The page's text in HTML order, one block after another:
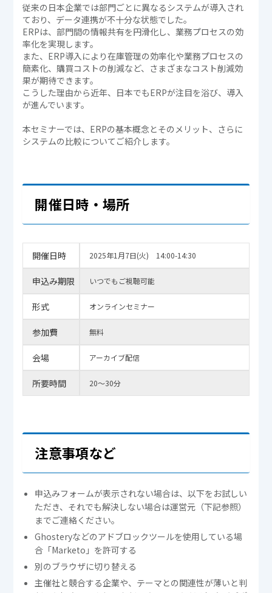
従来の日本企業では部門ごとに異なるシステムが導入され
ており、データ連携が不十分な状態でした。
ERPは、部門間の情報共有を円滑化し、業務プロセスの効
率化を実現します。
また、ERP導入により在庫管理の効率化や業務プロセスの
簡素化、購買コストの削減など、さまざまなコスト削減効
果が期待できます。
こうした理由から近年、日本でもERPが注目を浴び、導入
が進んでいます。
本セミナーでは、ERPの基本概念とそのメリット、さらに
システムの比較についてご紹介します。
開催日時・場所
開催日時 2025年1月7日(火) 14:00-14:30
申込み期限 いつでもご視聴可能
形式 オンラインセミナー
参加費 無料
会場 アーカイブ配信
所要時間 20～30分
注意事項など
申込みフォームが表示されない場合は、以下をお試しい
ただき、それでも解決しない場合は運営元（下記参照）
までご連絡ください。
Ghosteryなどのアドブロックツールを使用している場
合「Marketo」を許可する
別のブラウザに切り替える
主催社と競合する企業や、テーマとの関連性が薄いと判